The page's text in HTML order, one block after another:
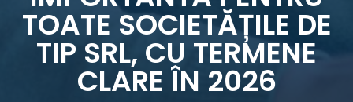
TOATE SOCIETĂȚILE DE
TIP SRL, CU TERMENE
CLARE ÎN 2026